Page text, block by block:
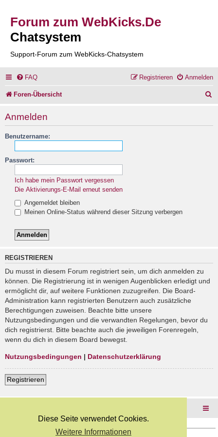
Diese Seite verwendet Cookies.
Weitere Informationen
Forum zum WebKicks.De
Chatsystem
Support-Forum zum WebKicks-Chatsystem
FAQ Anmelden
Registrieren
Foren-Übersicht
Anmelden
Benutzername:
Passwort:
Ich habe mein Passwort vergessen
Die Aktivierungs-E-Mail erneut senden
Angemeldet bleiben
Meinen Online-Status während dieser Sitzung verbergen
REGISTRIEREN
Du musst in diesem Forum registriert sein, um dich anmelden zu
können. Die Registrierung ist in wenigen Augenblicken erledigt und
ermöglicht dir, auf weitere Funktionen zuzugreifen. Die Board-
Administration kann registrierten Benutzern auch zusätzliche
Berechtigungen zuweisen. Beachte bitte unsere
Nutzungsbedingungen und die verwandten Regelungen, bevor du
dich registrierst. Bitte beachte auch die jeweiligen Forenregeln,
wenn du dich in diesem Board bewegst.
Nutzungsbedingungen | Datenschutzerklärung
Registrieren